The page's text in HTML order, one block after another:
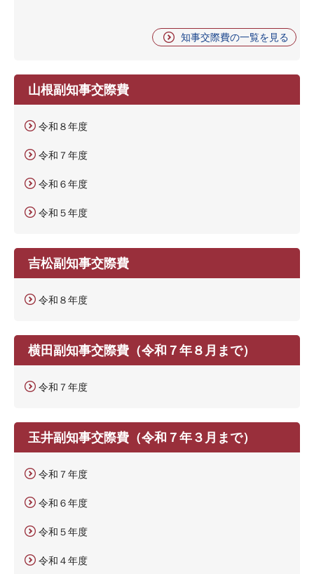
知事交際費の一覧を見る
山根副知事交際費
令和８年度
令和７年度
令和６年度
令和５年度
吉松副知事交際費
令和８年度
横田副知事交際費（令和７年８月まで）
令和７年度
玉井副知事交際費（令和７年３月まで）
令和７年度
令和６年度
令和５年度
令和４年度